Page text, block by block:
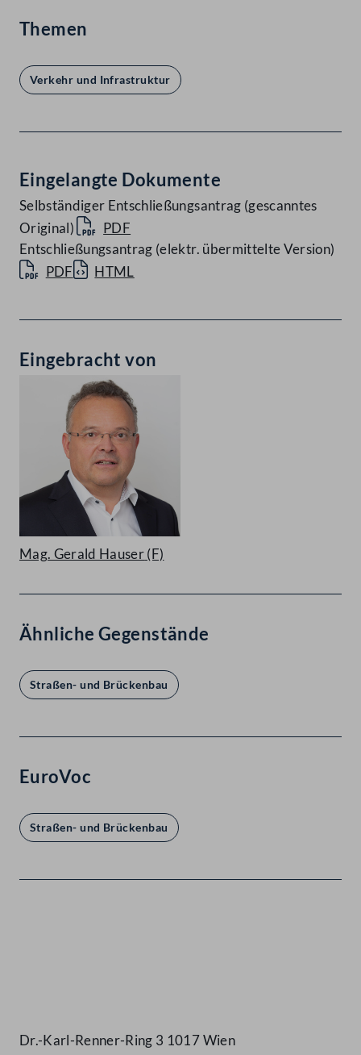
Themen
Verkehr und Infrastruktur
Eingelangte Dokumente
Selbständiger Entschließungsantrag (gescanntes
Original)
PDF
Entschließungsantrag (elektr. übermittelte Version)
PDF
HTML
Eingebracht von
Mag. Gerald Hauser(F)
Ähnliche Gegenstände
Straßen- und Brückenbau
EuroVoc
Straßen- und Brückenbau
Dr.-Karl-Renner-Ring 3 1017 Wien